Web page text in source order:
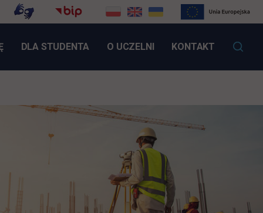
LINK OTWIERA SIĘ W NOWEJ KARCIE
DLA STUDENTA O UCZELNI KONTAKT